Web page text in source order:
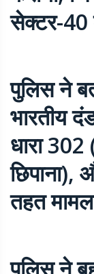
सेक्टर-40
पुलिस ने
भारतीय
धारा
छिपाना),
तहत
पुलिस ने